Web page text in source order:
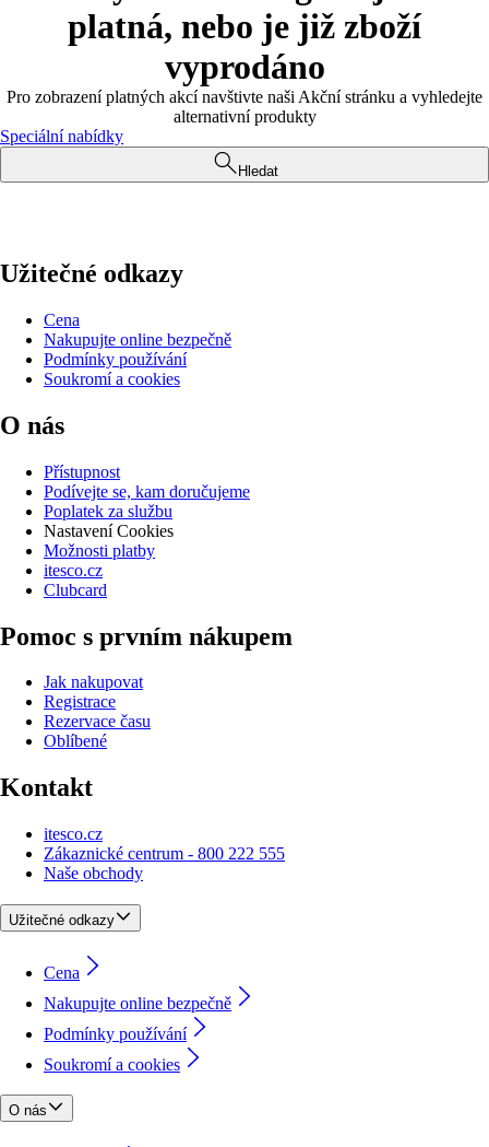
platná, nebo je již zboží
vyprodáno
Pro zobrazení platných akcí navštivte naši Akční stránku a vyhledejte
alternativní produkty
Speciální nabídky
Hledat
Užitečné odkazy
Cena
Nakupujte online bezpečně
Podmínky používání
Soukromí a cookies
O nás
Přístupnost
Podívejte se, kam doručujeme
Poplatek za službu
Nastavení Cookies
Možnosti platby
itesco.cz
Clubcard
Pomoc s prvním nákupem
Jak nakupovat
Registrace
Rezervace času
Oblíbené
Kontakt
itesco.cz
Zákaznické centrum - 800 222 555
Naše obchody
Užitečné odkazy
Cena
Nakupujte online bezpečně
Podmínky používání
Soukromí a cookies
O nás